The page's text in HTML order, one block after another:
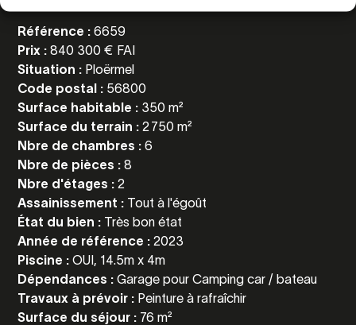
Référence :6659
Prix :840 300 € FAI
Situation : Ploërmel
Code postal : 56800
Surface habitable : 350 m²
Surface du terrain :2 750 m²
Nbre de chambres :6
Nbre de pièces :8
Nbre d'étages :2
Assainissement : Tout à l'égoût
État du bien : Très bon état
Année de référence :2023
Piscine :OUI, 14.5m x 4m
Dépendances :Garage pour Camping car / bateau
Travaux à prévoir : Peinture à rafraîchir
Surface du séjour : 76 m²